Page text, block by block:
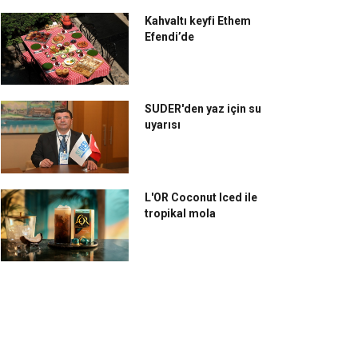
Kahvaltı keyfi Ethem
Efendi’de
SUDER'den yaz için su
uyarısı
L'OR Coconut Iced ile
tropikal mola